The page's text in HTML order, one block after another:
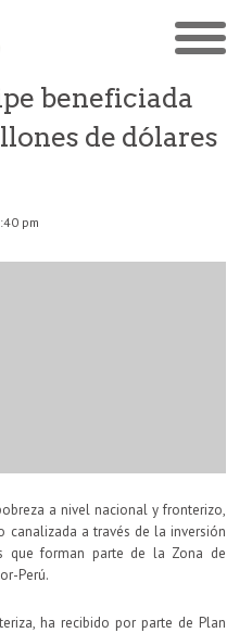
beneficiada
de dólares
pm
a nivel nacional y fronterizo,
a través de la inversión
que forman parte de la Zona de
Perú.
ha recibido por parte de Plan